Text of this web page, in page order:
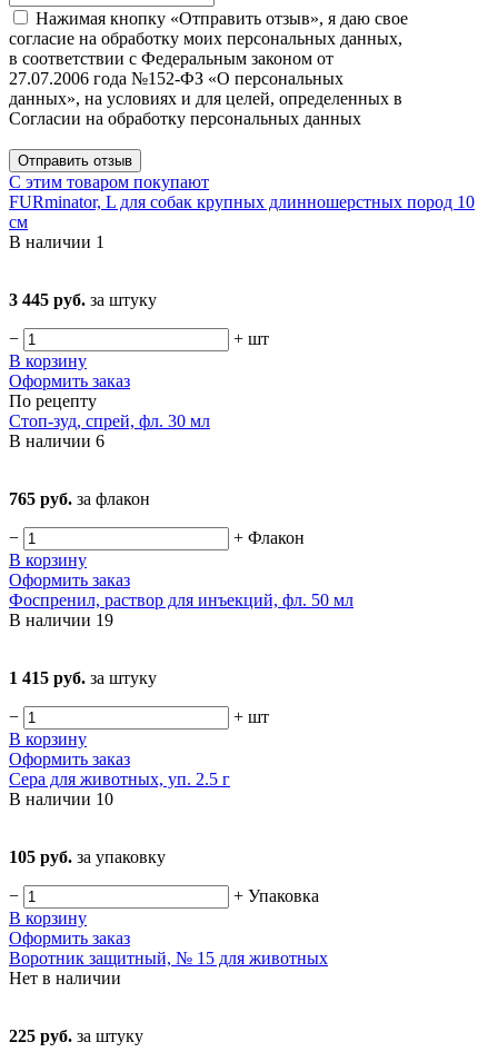
Нажимая кнопку «Отправить отзыв», я даю свое
согласие на обработку моих персональных данных,
в соответствии с Федеральным законом от
27.07.2006 года №152-ФЗ «О персональных
данных», на условиях и для целей, определенных в
Согласии на обработку персональных данных
Отправить отзыв
С этим товаром покупают
FURminator, L для собак крупных длинношерстных пород 10
см
В наличии 1
3 445 руб. за штуку
− + шт
В корзину
Оформить заказ
По рецепту
Стоп-зуд, спрей, фл. 30 мл
В наличии 6
765 руб. за флакон
− + Флакон
В корзину
Оформить заказ
Фоспренил, раствор для инъекций, фл. 50 мл
В наличии 19
1 415 руб. за штуку
− + шт
В корзину
Оформить заказ
Сера для животных, уп. 2.5 г
В наличии 10
105 руб. за упаковку
− + Упаковка
В корзину
Оформить заказ
Воротник защитный, № 15 для животных
Нет в наличии
225 руб. за штуку